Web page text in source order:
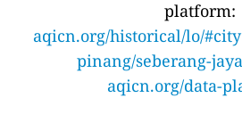
platform:
aqicn.org/historical/lo/
pinang/seberang-
aqicn.org/data-